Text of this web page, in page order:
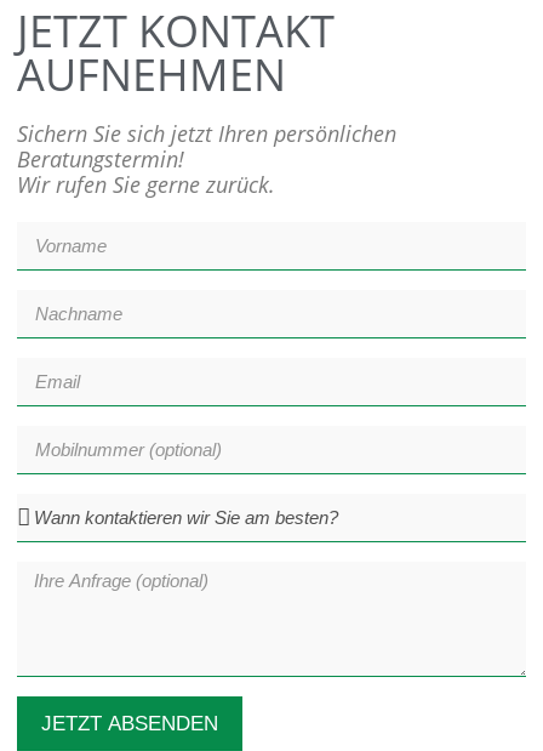
JETZT KONTAKT
AUFNEHMEN
Sichern Sie sich jetzt Ihren persönlichen
Beratungstermin!
Wir rufen Sie gerne zurück.
JETZT ABSENDEN